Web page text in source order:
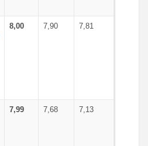
8,00 7,90 7,81
7,99 7,68 7,13